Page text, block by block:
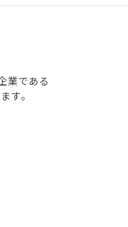
業である
す。